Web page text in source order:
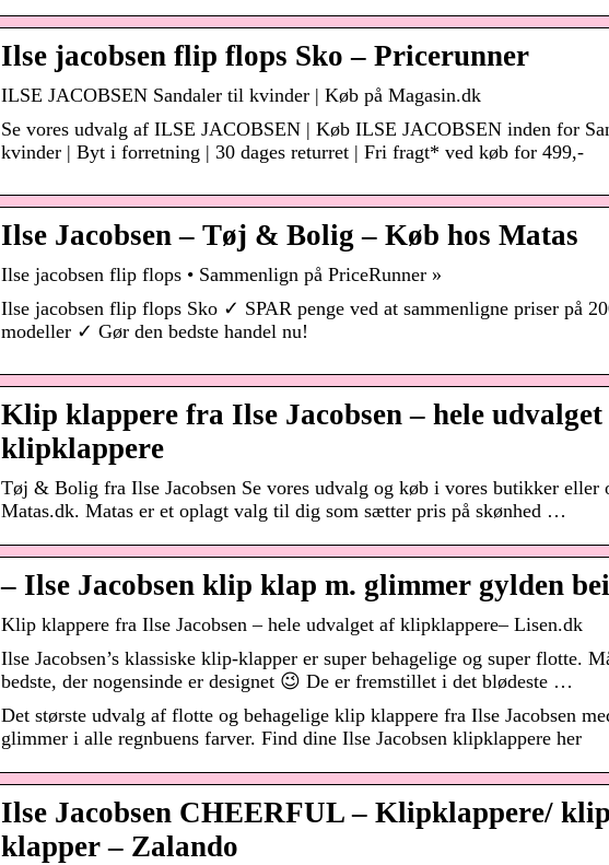
Ilse jacobsen flip flops Sko – Pricerunner
ILSE JACOBSEN Sandaler til kvinder | Køb på Magasin.dk
Se vores udvalg af ILSE JACOBSEN | Køb ILSE JACOBSEN inden for
kvinder | Byt i forretning | 30 dages returret | Fri fragt* ved køb for 499,-
Ilse Jacobsen – Tøj & Bolig – Køb hos Matas
Ilse jacobsen flip flops • Sammenlign på PriceRunner »
Ilse jacobsen flip flops Sko ✓ SPAR penge ved at sammenligne priser på
modeller ✓ Gør den bedste handel nu!
Klip klappere fra Ilse Jacobsen – hele
klipklappere
Tøj & Bolig fra Ilse Jacobsen Se vores udvalg og køb i vores butikker eller
Matas.dk. Matas er et oplagt valg til dig som sætter pris på skønhed …
– Ilse Jacobsen klip klap m. glimmer gylden
Klip klappere fra Ilse Jacobsen – hele udvalget af klipklappere– Lisen.dk
Ilse Jacobsen’s klassiske klip-klapper er super behagelige og super flotte.
bedste, der nogensinde er designet 😉 De er fremstillet i det blødeste …
Det største udvalg af flotte og behagelige klip klappere fra Ilse Jacobsen
glimmer i alle regnbuens farver. Find dine Ilse Jacobsen klipklappere her
Ilse Jacobsen CHEERFUL – Klipklappere/ klip
klapper – Zalando